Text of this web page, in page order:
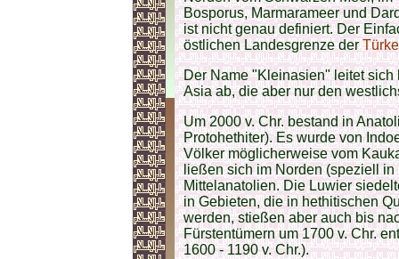
Bosporus, Marmarameer und
ist nicht genau definiert. Der
östlichen Landesgrenze der
Der Name "Kleinasien" leitet
Asia ab, die aber nur den
Um 2000 v. Chr. bestand in
Protohethiter). Es wurde von
Völker möglicherweise vom
ließen sich im Norden (speziell
Mittelanatolien. Die Luwier
in Gebieten, die in hethitischen
werden, stießen aber auch bis
Fürstentümern um 1700 v. Chr.
1600 - 1190 v. Chr.).